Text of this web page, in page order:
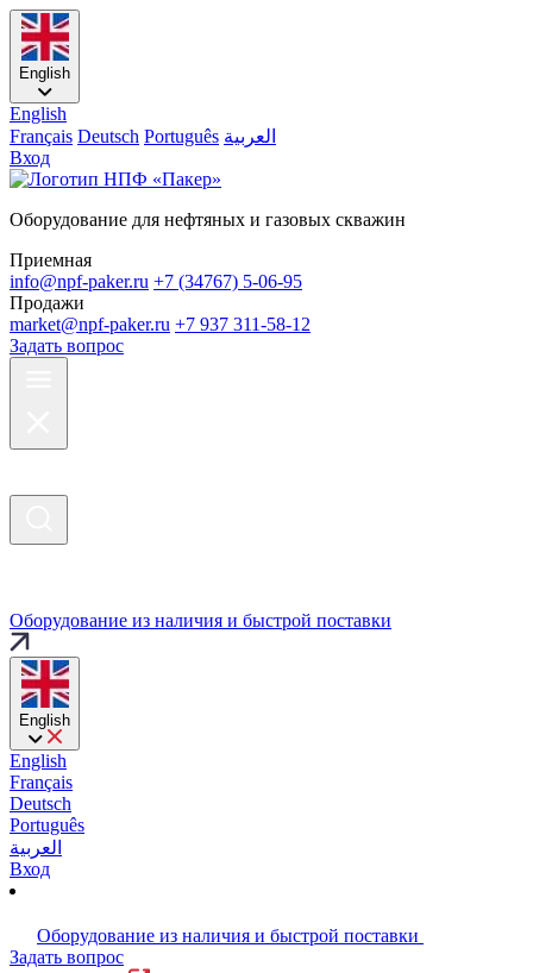
English
English
Français Deutsch Português العربية
Вход
Оборудование для нефтяных и газовых скважин
Приемная
info@npf-paker.ru +7 (34767) 5-06-95
Продажи
market@npf-paker.ru +7 937 311-58-12
Задать вопрос
Оборудование из наличия и быстрой поставки
English
English
Français
Deutsch
Português
العربية
Вход
Оборудование из наличия и быстрой поставки
Задать вопрос